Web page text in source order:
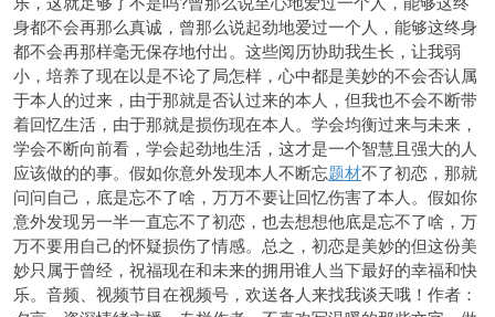
身都不会再那么真诚，曾那么说起劲地爱过一个人，能够这终身
都不会再那样毫无保存地付出。这些阅历协助我生长，让我弱
小，培养了现在以是不论了局怎样，心中都是美妙的不会否认属
于本人的过来，由于那就是否认过来的本人，但我也不会不断带
着回忆生活，由于那就是损伤现在本人。学会均衡过来与未来，
学会不断向前看，学会起劲地生活，这才是一个智慧且强大的人
应该做的的事。假如你意外发现本人不断忘题材不了初恋，那就
问问自己，底是忘不了啥，万万不要让回忆伤害了本人。假如你
意外发现另一半一直忘不了初恋，也去想想他底是忘不了啥，万
万不要用自己的怀疑损伤了情感。总之，初恋是美妙的但这份美
妙只属于曾经，祝福现在和未来的拥用谁人当下最好的幸福和快
乐。音频、视频节目在视频号，欢送各人来找我谈天哦！作者：